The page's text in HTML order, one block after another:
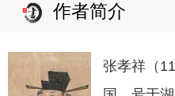
作者简介
张孝祥（